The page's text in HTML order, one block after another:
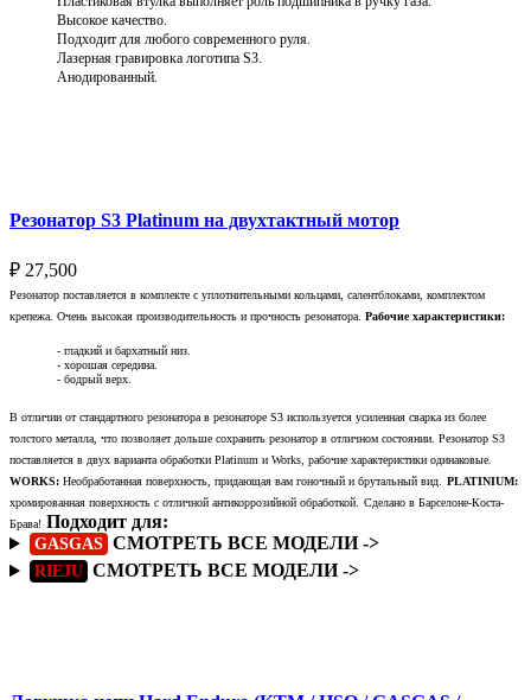
Высокое качество.
Подходит для любого современного руля.
Лазерная гравировка логотипа S3.
Анодированный.
Резонатор S3 Platinum на двухтактный мотор
₽ 27,500
Резонатор поставляется в комплекте с уплотнительными кольцами, салентблоками, комплектом
крепежа. Очень высокая производительность и прочность резонатора. Рабочие характеристики:
- гладкий и бархатный низ.
- хорошая середина.
- бодрый верх.
В отличии от стандартного резонатора в резонаторе S3 используется усиленная сварка из более
толстого металла, что позволяет дольше сохранить резонатор в отличном состоянии. Резонатор S3
поставляется в двух варианта обработки Platinum и Works, рабочие характеристики одинаковые.
WORKS: Необработанная поверхность, придающая вам гоночный и брутальный вид. PLATINIUM:
хромированная поверхность с отличной антикоррозийной обработкой. Сделано в Барселоне-Коста-
Брава! Подходит для:
GASGAS СМОТРЕТЬ ВСЕ МОДЕЛИ ->
RIEJU СМОТРЕТЬ ВСЕ МОДЕЛИ ->